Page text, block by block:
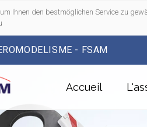
Ihnen den bestmöglichen Service zu
- FSAM
Accueil